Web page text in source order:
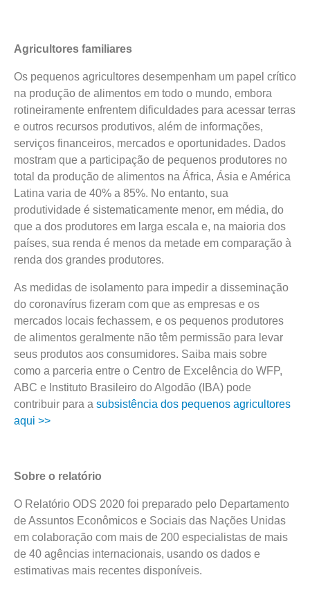
Agricultores familiares
Os pequenos agricultores desempenham um papel crítico
na produção de alimentos em todo o mundo, embora
rotineiramente enfrentem dificuldades para acessar terras
e outros recursos produtivos, além de informações,
serviços financeiros, mercados e oportunidades. Dados
mostram que a participação de pequenos produtores no
total da produção de alimentos na África, Ásia e América
Latina varia de 40% a 85%. No entanto, sua
produtividade é sistematicamente menor, em média, do
que a dos produtores em larga escala e, na maioria dos
países, sua renda é menos da metade em comparação à
renda dos grandes produtores.
As medidas de isolamento para impedir a disseminação
do coronavírus fizeram com que as empresas e os
mercados locais fechassem, e os pequenos produtores
de alimentos geralmente não têm permissão para levar
seus produtos aos consumidores. Saiba mais sobre
como a parceria entre o Centro de Excelência do WFP,
ABC e Instituto Brasileiro do Algodão (IBA) pode
contribuir para a subsistência dos pequenos agricultores
aqui >>
Sobre o relatório
O Relatório ODS 2020 foi preparado pelo Departamento
de Assuntos Econômicos e Sociais das Nações Unidas
em colaboração com mais de 200 especialistas de mais
de 40 agências internacionais, usando os dados e
estimativas mais recentes disponíveis.